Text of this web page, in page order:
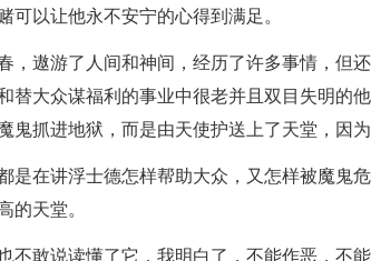
可以让他永不安宁的心得到满足。
，遨游了人间和神间，经历了许多事情，但
替大众谋福利的事业中很老并且双目失明的
鬼抓进地狱，而是由天使护送上了天堂，因为
是在讲浮士德怎样帮助大众，又怎样被魔鬼
的天堂。
不敢说读懂了它，我明白了，不能作恶，不